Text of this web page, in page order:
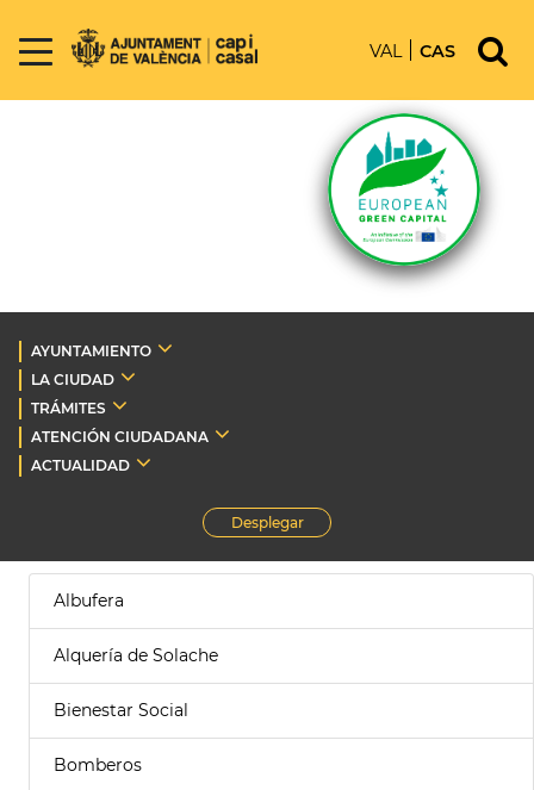
VAL CAS
AYUNTAMIENTO
LA CIUDAD
TRÁMITES
ATENCIÓN CIUDADANA
ACTUALIDAD
Desplegar
Albufera
Alquería de Solache
Bienestar Social
Bomberos